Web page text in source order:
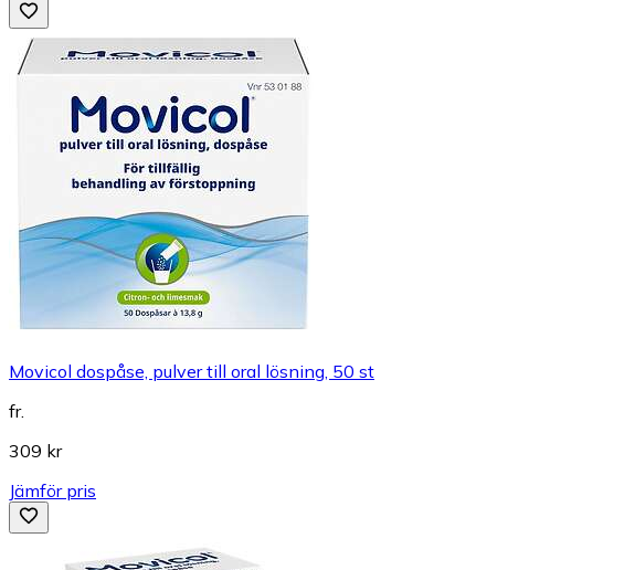
Movicol dospåse, pulver till oral lösning, 50 st
fr.
309 kr
Jämför pris